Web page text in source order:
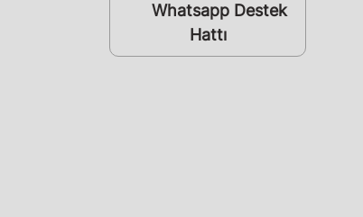
whatsappWhatsapp Destek
Hattı